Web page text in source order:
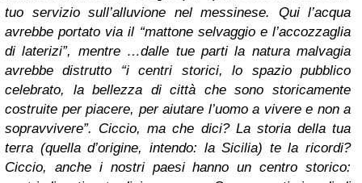
tuo servizio sull’alluvione nel messinese. Qui l’acqua
avrebbe portato via il “mattone selvaggio e l’accozzaglia
di laterizi”, mentre …dalle tue parti la natura malvagia
avrebbe distrutto “i centri storici, lo spazio pubblico
celebrato, la bellezza di città che sono storicamente
costruite per piacere, per aiutare l’uomo a vivere e non a
sopravvivere”. Ciccio, ma che dici? La storia della tua
terra (quella d’origine, intendo: la Sicilia) te la ricordi?
Ciccio, anche i nostri paesi hanno un centro storico: